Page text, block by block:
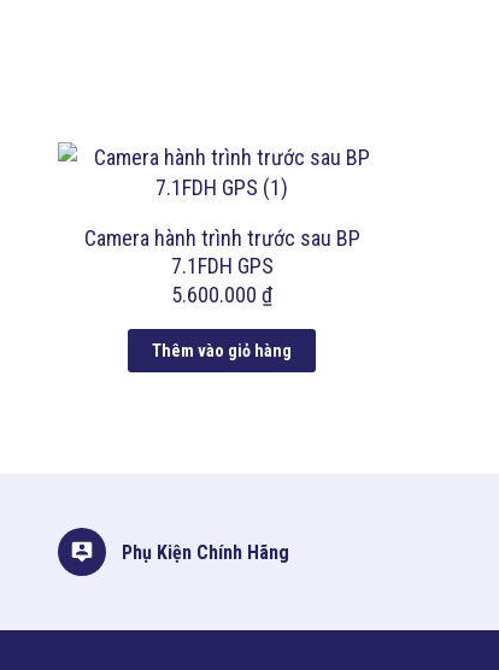
Camera hành trình trước sau BP
7.1FDH GPS
5.600.000₫
Thêm vào giỏ hàng
Phụ Kiện Chính Hãng